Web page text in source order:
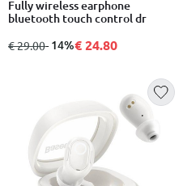
Fully wireless earphone
bluetooth touch control dr
από
€ 29.00σε
- 14%€ 24.80